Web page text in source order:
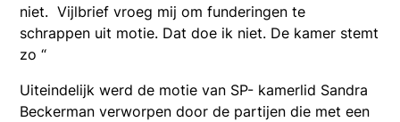
niet. Vijlbrief vroeg mij om funderingen te
schrappen uit motie. Dat doe ik niet. De kamer stemt
zo “
Uiteindelijk werd de motie van SP- kamerlid Sandra
Beckerman verworpen door de partijen die met een